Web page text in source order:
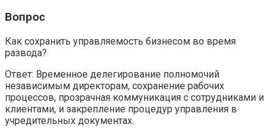
Вопрос
Как сохранить управляемость бизнесом во время
развода?
Ответ: Временное делегирование полномочий
независимым директорам, сохранение рабочих
процессов, прозрачная коммуникация с сотрудниками и
клиентами, и закрепление процедур управления в
учредительных документах.